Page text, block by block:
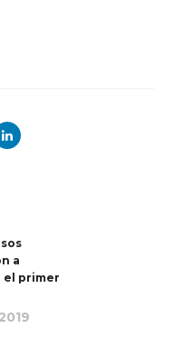
a
el primer